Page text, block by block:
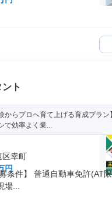
ト
からプロへ育て上げる育成プラン
で効率よく業...
区幸町
円
条件】 普通自動車免許(AT
...